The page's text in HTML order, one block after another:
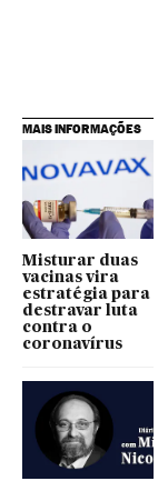
MAIS INFORMAÇÕES
Misturar duas
vacinas vira
estratégia para
destravar luta
contra o
coronavírus